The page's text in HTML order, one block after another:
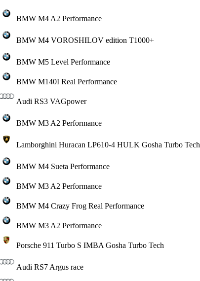
BMW M4 A2 Performance
BMW M4 VOROSHILOV edition T1000+
BMW M5 Level Performance
BMW M140I Real Performance
Audi RS3 VAGpower
BMW M3 A2 Performance
Lamborghini Huracan LP610-4 HULK Gosha Turbo Tech
BMW M4 Sueta Performance
BMW M3 A2 Performance
BMW M4 Crazy Frog Real Performance
BMW M3 A2 Performance
Porsche 911 Turbo S IMBA Gosha Turbo Tech
Audi RS7 Argus race